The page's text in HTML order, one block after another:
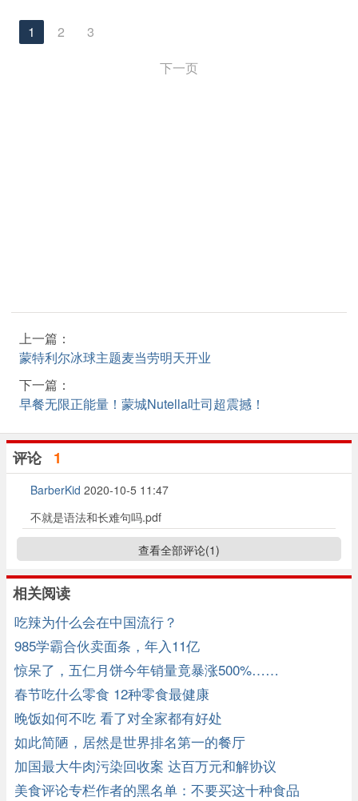
1 2
3
下一页
上一篇：
蒙特利尔冰球主题麦当劳明天开业
下一篇：
早餐无限正能量！蒙城Nutella吐司超震撼！
评论 1
BarberKid 2020-10-5 11:47
不就是语法和长难句吗.pdf
查看全部评论(1)
相关阅读
吃辣为什么会在中国流行？
985学霸合伙卖面条，年入11亿
惊呆了，五仁月饼今年销量竟暴涨500%……
春节吃什么零食 12种零食最健康
晚饭如何不吃 看了对全家都有好处
如此简陋，居然是世界排名第一的餐厅
加国最大牛肉污染回收案 达百万元和解协议
美食评论专栏作者的黑名单：不要买这十种食品